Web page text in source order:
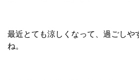
最近とても涼しくなって、過ごしや
ね。